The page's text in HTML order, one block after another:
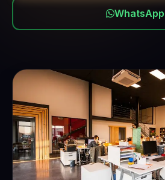
WhatsApp